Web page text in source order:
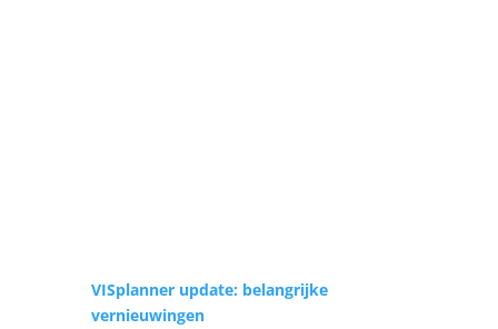
VISplanner update: belangrijke
vernieuwingen